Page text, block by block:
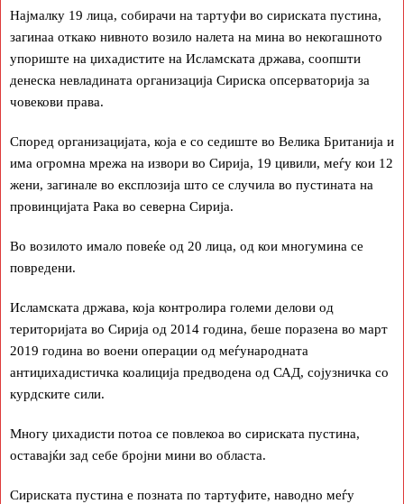
Најмалку 19 лица, собирачи на тартуфи во сириската пустина,
загинаа откако нивното возило налета на мина во некогашното
упориште на џихадистите на Исламската држава, соопшти
денеска невладината организација Сириска опсерваторија за
човекови права.
Според организацијата, која е со седиште во Велика Британија и
има огромна мрежа на извори во Сирија, 19 цивили, меѓу кои 12
жени, загинале во експлозија што се случила во пустината на
провинцијата Рака во северна Сирија.
Во возилото имало повеќе од 20 лица, од кои многумина се
повредени.
Исламската држава, која контролира големи делови од
територијата во Сирија од 2014 година, беше поразена во март
2019 година во воени операции од меѓународната
антиџихадистичка коалиција предводена од САД, сојузничка со
курдските сили.
Многу џихадисти потоа се повлекоа во сириската пустина,
оставајќи зад себе бројни мини во областа.
Сириската пустина е позната по тартуфите, наводно меѓу